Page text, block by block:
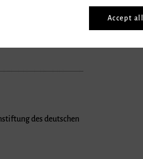
des deutschen
Accept all